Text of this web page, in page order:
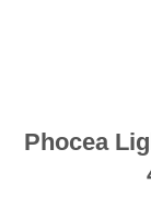
Phocea